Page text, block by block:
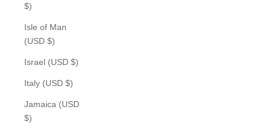
$)
Isle of Man
(USD $)
Israel (USD $)
Italy (USD $)
Jamaica (USD
$)